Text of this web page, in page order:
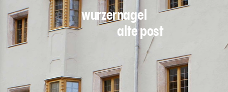
alte post
wurzernagel